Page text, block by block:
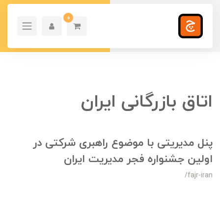
0
اتاق بازرگانی ایران
پنل مدیریتی با موضوع راهبری شرکتی در
اولین جشنواره فجر مدیریت ایران
/fajr-iran